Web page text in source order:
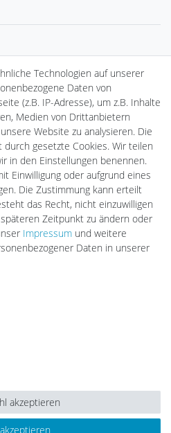
Technologien auf unserer
Daten von
(z.B. IP-Adresse), um z.B. Inhalte
Medien von Drittanbietern
Website zu analysieren. Die
gesetzte Cookies. Wir teilen
in den Einstellungen benennen.
Einwilligung oder aufgrund eines
Die Zustimmung kann erteilt
das Recht, nicht einzuwilligen
Zeitpunkt zu ändern oder
Impressum und weitere
Daten in unserer
akzeptieren